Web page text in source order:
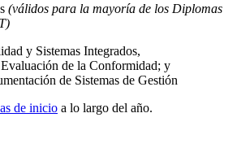
(válidos para la mayoría de los Diplomas
y Sistemas Integrados,
de la Conformidad; y
de Sistemas de Gestión
de inicio a lo largo del año.